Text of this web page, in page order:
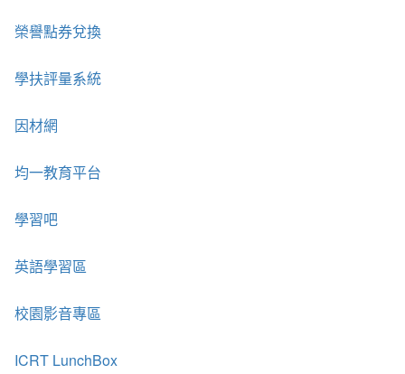
榮譽點券兌換
學扶評量系統
因材網
均一教育平台
學習吧
英語學習區
校園影音專區
ICRT LunchBox